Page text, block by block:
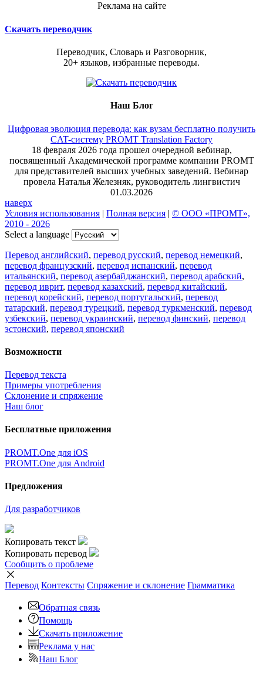
Реклама на сайте
Скачать переводчик
Переводчик, Словарь и Разговорник,
20+ языков, избранные переводы.
Наш Блог
Цифровая эволюция перевода: как вузам бесплатно получить
CAT-систему PROMT Translation Factory
18 февраля 2026 года прошел очередной вебинар,
посвященный Академической программе компании PROMT
для представителей высших учебных заведений. Вебинар
провела Наталья Железняк, руководитель лингвистич
01.03.2026
наверх
Условия использования | Полная версия | © ООО «ПРОМТ»,
2010 - 2026
Select a language
Перевод английский, перевод русский, перевод немецкий,
перевод французский, перевод испанский, перевод
итальянский, перевод азербайджанский, перевод арабский,
перевод иврит, перевод казахский, перевод китайский,
перевод корейский, перевод португальский, перевод
татарский, перевод турецкий, перевод туркменский, перевод
узбекский, перевод украинский, перевод финский, перевод
эстонский, перевод японский
Возможности
Перевод текста
Примеры употребления
Склонение и спряжение
Наш блог
Бесплатные приложения
PROMT.One для iOS
PROMT.One для Android
Предложения
Для разработчиков
Копировать текст
Копировать перевод
Сообщить о проблеме
Перевод Контексты Спряжение и склонение Грамматика
Обратная связь
Помощь
Скачать приложение
Реклама у нас
Наш Блог